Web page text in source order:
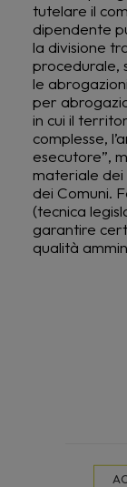
tutelare il
dipendente
la divisione
procedurale,
le
per
in cui il
complesse,
esecutore”,
materiale dei
dei Comuni.
(tecnica
garantire
qualità